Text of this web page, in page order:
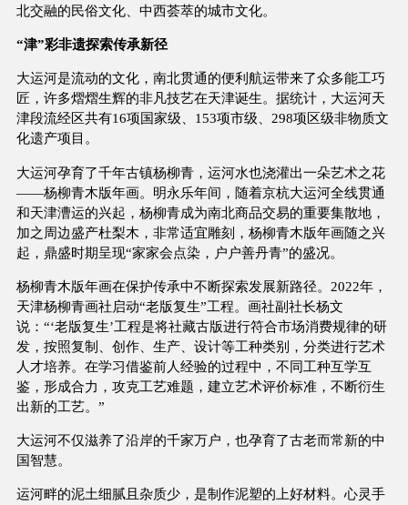
北交融的民俗文化、中西荟萃的城市文化。
“津”彩非遗探索传承新径
大运河是流动的文化，南北贯通的便利航运带来了众多能工巧
匠，许多熠熠生辉的非凡技艺在天津诞生。据统计，大运河天
津段流经区共有16项国家级、153项市级、298项区级非物质文
化遗产项目。
大运河孕育了千年古镇杨柳青，运河水也浇灌出一朵艺术之花
——杨柳青木版年画。明永乐年间，随着京杭大运河全线贯通
和天津漕运的兴起，杨柳青成为南北商品交易的重要集散地，
加之周边盛产杜梨木，非常适宜雕刻，杨柳青木版年画随之兴
起，鼎盛时期呈现“家家会点染，户户善丹青”的盛况。
杨柳青木版年画在保护传承中不断探索发展新路径。2022年，
天津杨柳青画社启动“老版复生”工程。画社副社长杨文
说：“‘老版复生’工程是将社藏古版进行符合市场消费规律的研
发，按照复制、创作、生产、设计等工种类别，分类进行艺术
人才培养。在学习借鉴前人经验的过程中，不同工种互学互
鉴，形成合力，攻克工艺难题，建立艺术评价标准，不断衍生
出新的工艺。”
大运河不仅滋养了沿岸的千家万户，也孕育了古老而常新的中
国智慧。
运河畔的泥土细腻且杂质少，是制作泥塑的上好材料。心灵手